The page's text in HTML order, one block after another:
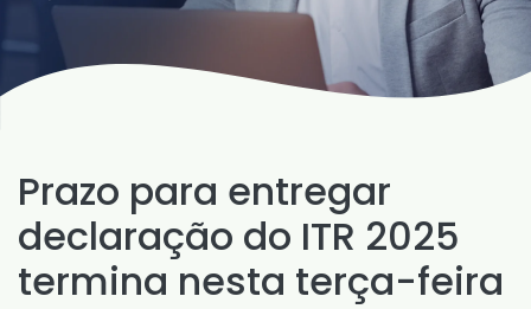
Prazo para entregar
declaração do ITR 2025
termina nesta terça-feira